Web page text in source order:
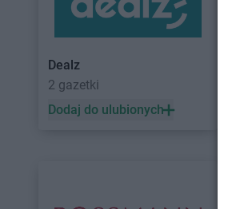
Dealz
2 gazetki
Dodaj do ulubionych